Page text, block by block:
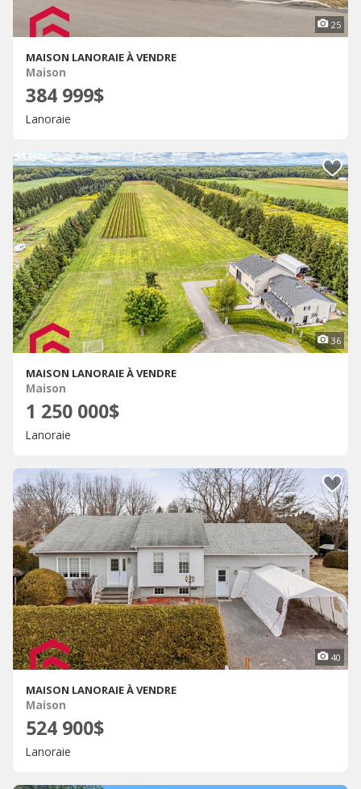
25
MAISON LANORAIE À VENDRE
Maison
384 999$
Lanoraie
36
MAISON LANORAIE À VENDRE
Maison
1 250 000$
Lanoraie
40
MAISON LANORAIE À VENDRE
Maison
524 900$
Lanoraie